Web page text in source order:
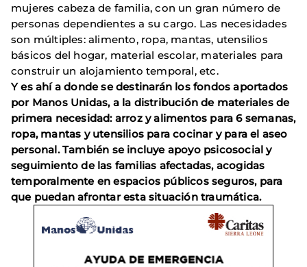
mujeres cabeza de familia, con un gran número de
personas dependientes a su cargo. Las necesidades
son múltiples: alimento, ropa, mantas, utensilios
básicos del hogar, material escolar, materiales para
construir un alojamiento temporal, etc.
Y es ahí a donde se destinarán los fondos aportados
por Manos Unidas, a la distribución de materiales de
primera necesidad: arroz y alimentos para 6 semanas,
ropa, mantas y utensilios para cocinar y para el aseo
personal. También se incluye apoyo psicosocial y
seguimiento de las familias afectadas, acogidas
temporalmente en espacios públicos seguros, para
que puedan afrontar esta situación traumática.